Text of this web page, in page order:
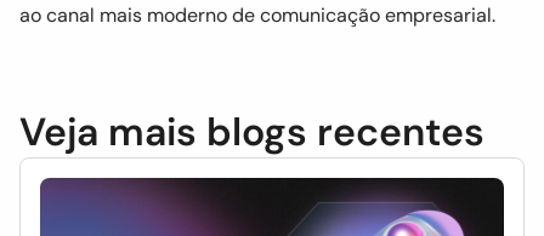
ao canal mais moderno de comunicação empresarial.
Veja mais blogs recentes